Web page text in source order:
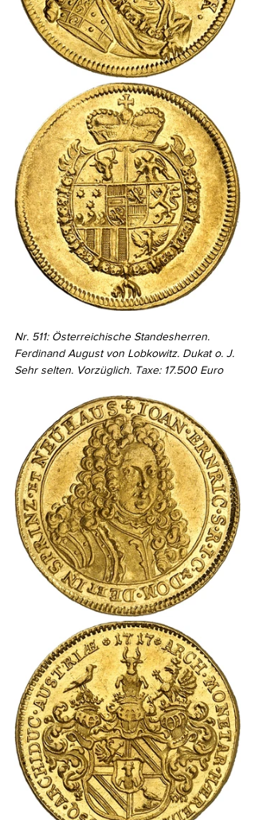
Nr. 511: Österreichische Standesherren.
Ferdinand August von Lobkowitz. Dukat o. J.
Sehr selten. Vorzüglich. Taxe: 17.500 Euro